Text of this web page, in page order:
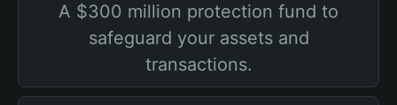
A $300 million protection fund to
safeguard your assets and
transactions.